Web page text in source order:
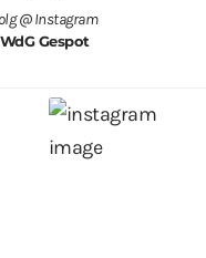
@ Instagram
WdG Gespot